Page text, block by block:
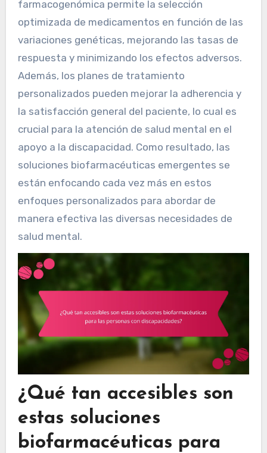
farmacogenómica permite la selección
optimizada de medicamentos en función de las
variaciones genéticas, mejorando las tasas de
respuesta y minimizando los efectos adversos.
Además, los planes de tratamiento
personalizados pueden mejorar la adherencia y
la satisfacción general del paciente, lo cual es
crucial para la atención de salud mental en el
apoyo a la discapacidad. Como resultado, las
soluciones biofarmacéuticas emergentes se
están enfocando cada vez más en estos
enfoques personalizados para abordar de
manera efectiva las diversas necesidades de
salud mental.
¿Qué tan accesibles son
estas soluciones
biofarmacéuticas para